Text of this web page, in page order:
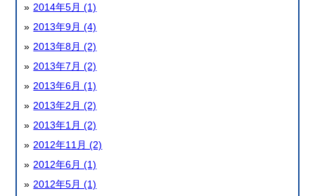
2014年5月 (1)
2013年9月 (4)
2013年8月 (2)
2013年7月 (2)
2013年6月 (1)
2013年2月 (2)
2013年1月 (2)
2012年11月 (2)
2012年6月 (1)
2012年5月 (1)